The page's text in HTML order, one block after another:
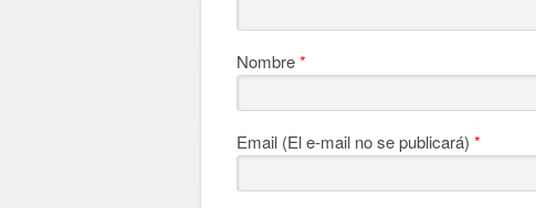
Nombre*
Email (El e-mail no se publicará) *